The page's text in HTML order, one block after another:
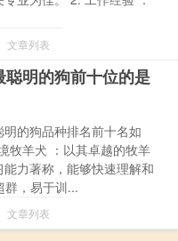
文章列表
聪明的狗前十位的是
明的狗品种排名前十名如
牧羊犬 ：以其卓越的牧羊
能力著称，能够快速理解和
群，易于训...
文章列表